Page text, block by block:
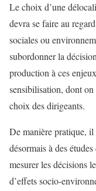
Le choix d’une
devra se faire au
sociales ou
subordonner la
production à ces
sensibilisation, dont
choix des dirigeants.
De manière pratique,
désormais à des
mesurer les décisions
d’effets socio-